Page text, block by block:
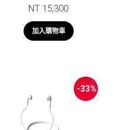
NT 15,300
加入購物車
-33%